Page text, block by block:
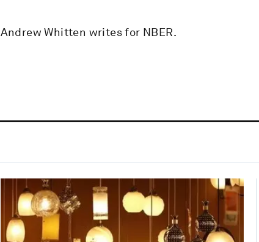
Andrew Whitten writes for NBER.